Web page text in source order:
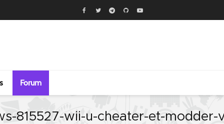
Forum
815527-wii-u-cheater-et-modder-